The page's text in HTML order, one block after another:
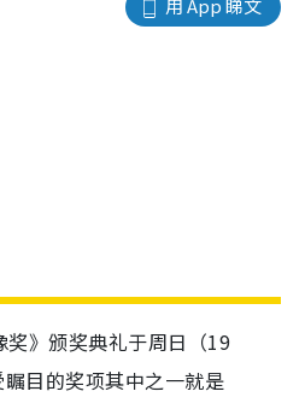
用 App 睇文
奖》颁奖典礼于周日（19
目的奖项其中之一就是